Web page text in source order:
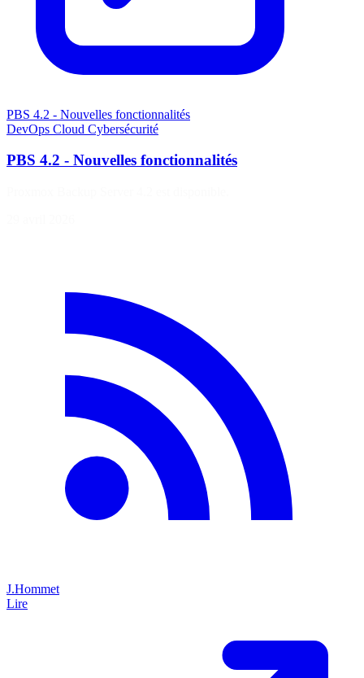
PBS 4.2 - Nouvelles fonctionnalités
DevOps Cloud Cybersécurité
PBS 4.2 - Nouvelles fonctionnalités
J.Hommet
Lire